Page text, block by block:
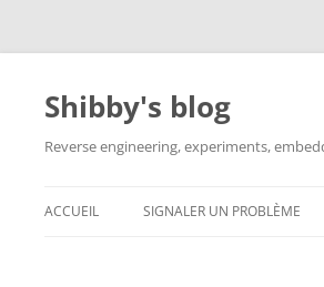
Aller
contenu
Shibby's blog
Reverse engineering, experiments,
ACCUEIL SIGNALER UN PROBLÈME